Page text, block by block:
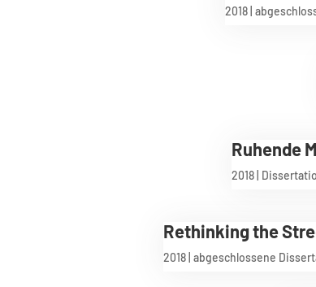
2018|
Ruhende
2018
Rethinking the
2018 abgeschlossene